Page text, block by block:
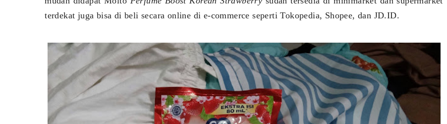
terdekat juga bisa di beli secara online di e-commerce seperti Tokopedia, Shopee, dan JD.ID.